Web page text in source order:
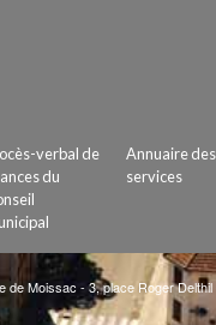
verbal de
du
Annuaire des
services
de Moissac - 3, place Roger